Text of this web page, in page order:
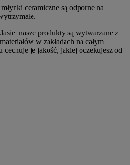
ceramiczne są odporne na
nasze produkty są wytwarzane z
w zakładach na całym
cechuje je jakość, jakiej oczekujesz od